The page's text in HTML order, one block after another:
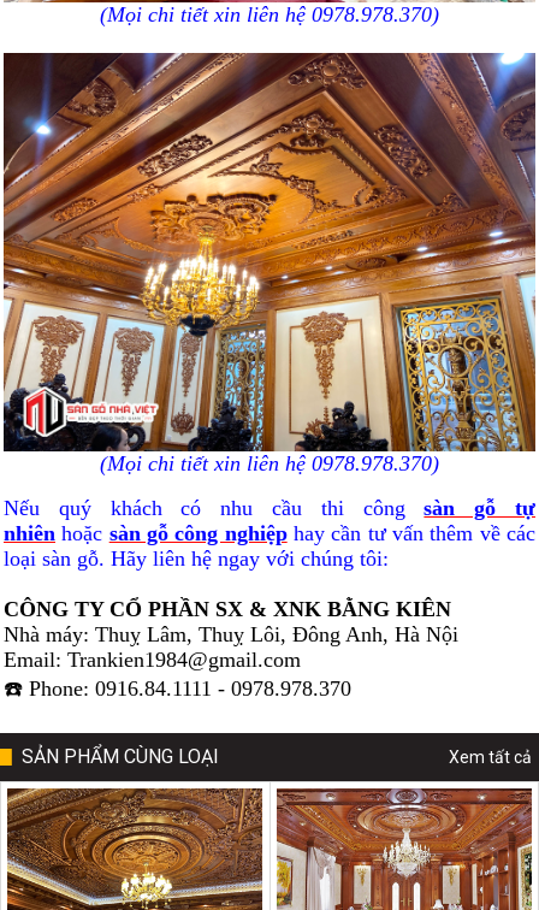
(Mọi chi tiết xin liên hệ 0978.978.370)
(Mọi chi tiết xin liên hệ 0978.978.370)
Nếu quý khách có nhu cầu thi côngsàn gỗ tự
nhiên hoặc sàn gỗ công nghiệphay cần tư vấn thêm về các
loại sàn gỗ. Hãy liên hệ ngay với chúng tôi:
CÔNG TY CỔ PHẦN SX & XNK BẰNG KIÊN
Nhà máy: Thuỵ Lâm, Thuỵ Lôi, Đông Anh, Hà Nội
Email: Trankien1984@gmail.com
☎️ Phone: 0916.84.1111 - 0978.978.370
Xem tất cả
SẢN PHẨM CÙNG LOẠI